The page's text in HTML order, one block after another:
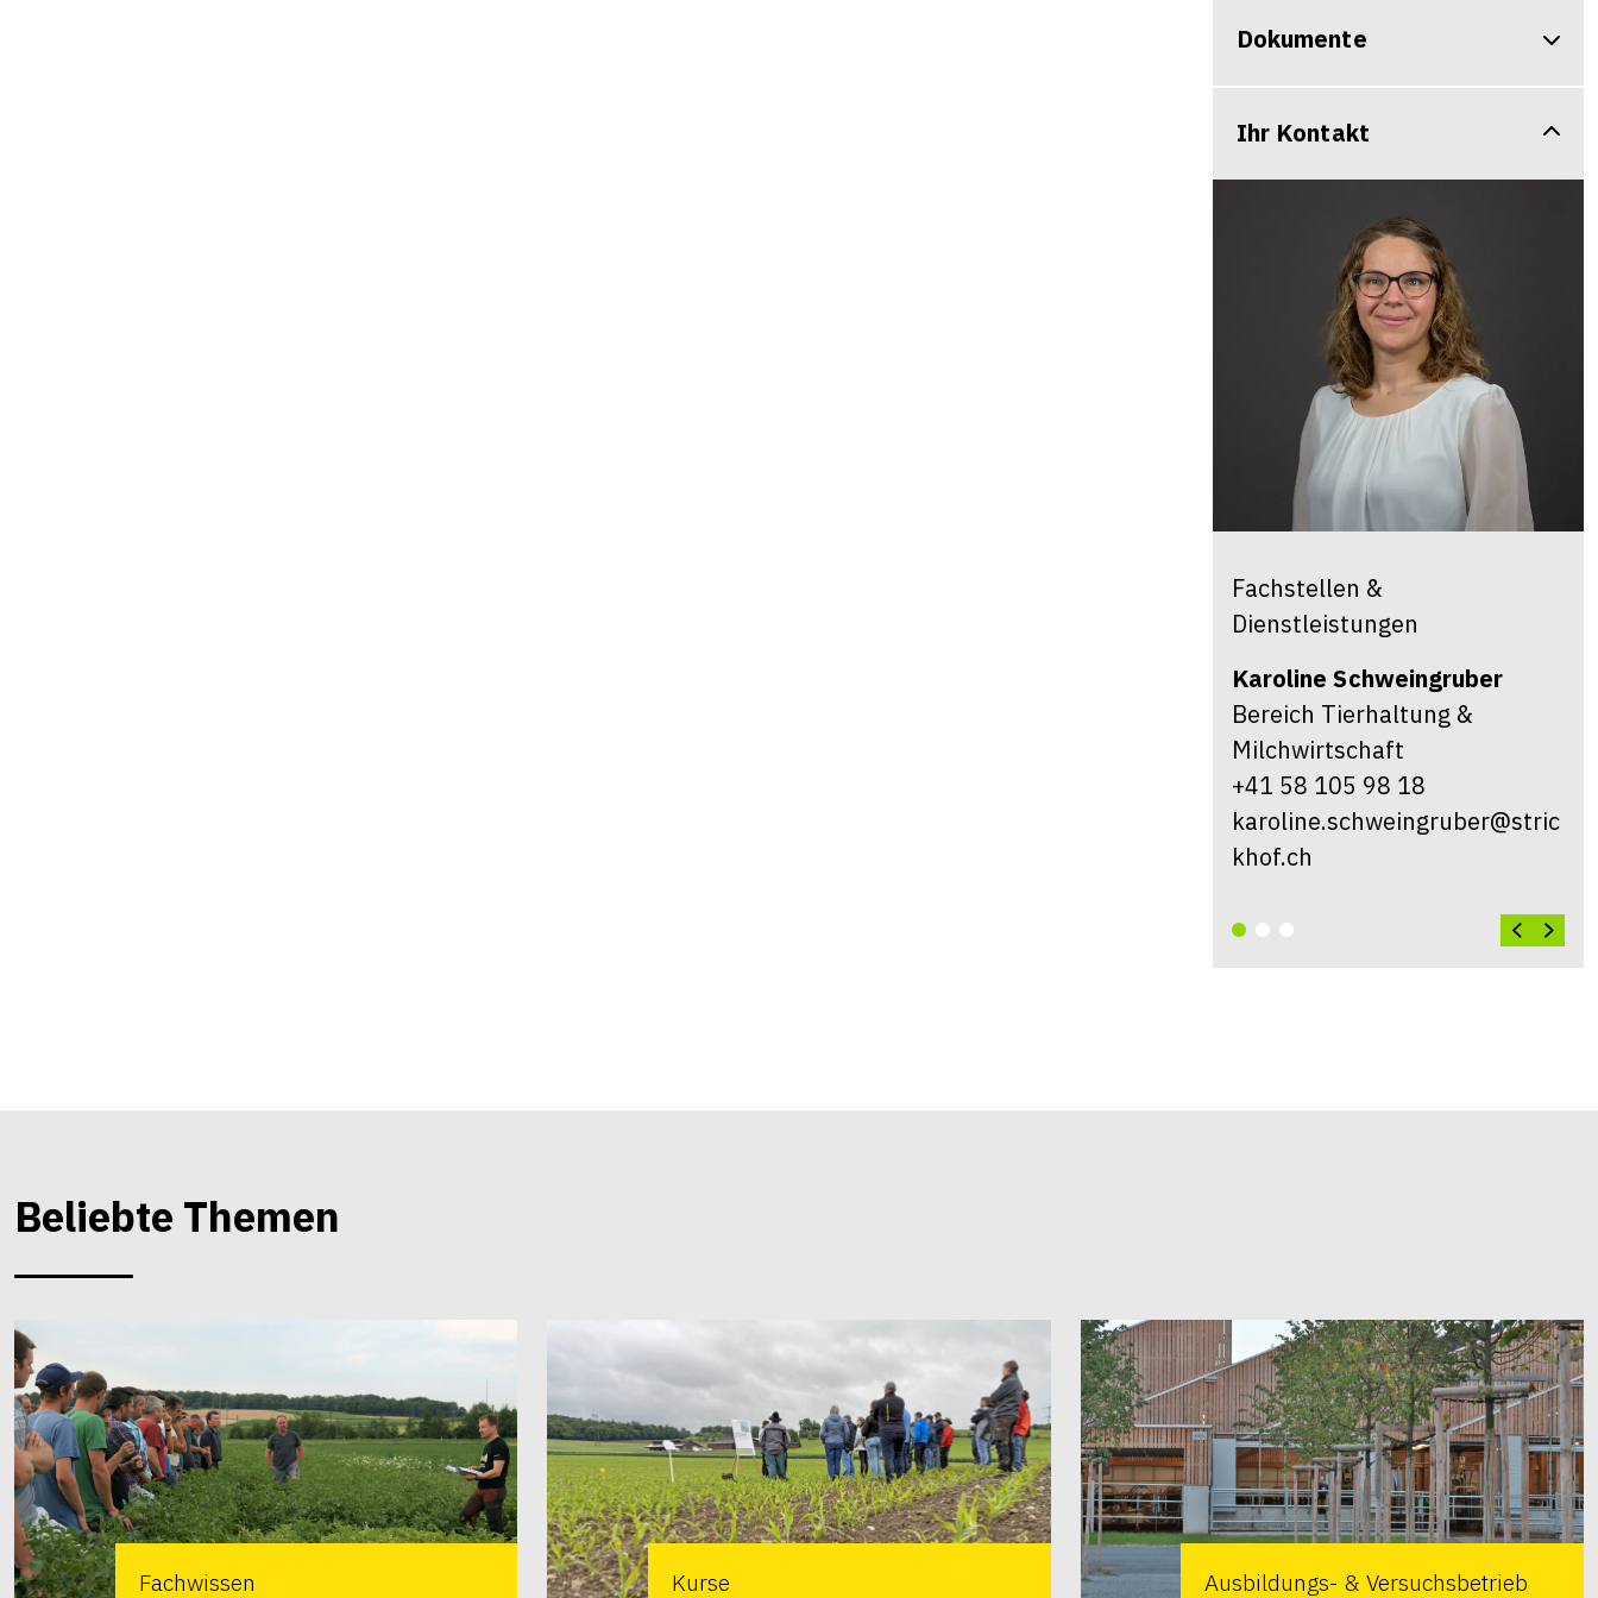
Dokumente
Ihr Kontakt
Fachstellen &
Dienstleistungen
Karoline Schweingruber
Bereich Tierhaltung &
Milchwirtschaft
+41 58 105 98 18
karoline.schweingruber@stric
khof.ch
Beliebte Themen
Fachwissen Kurse Ausbildungs- & Versuchsbetrieb